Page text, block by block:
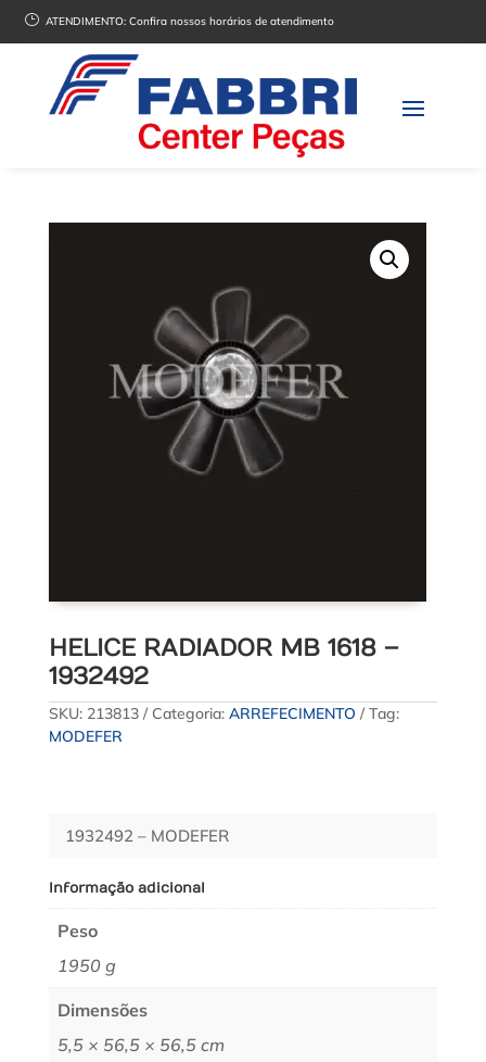
} ATENDIMENTO:Confira nossos horários de atendimento
HELICE RADIADOR MB 1618 –
1932492
SKU: 213813 Categoria: ARREFECIMENTO
Tag:
MODEFER
1932492 – MODEFER
Informação adicional
Peso
1950 g
Dimensões
5,5 × 56,5 × 56,5 cm